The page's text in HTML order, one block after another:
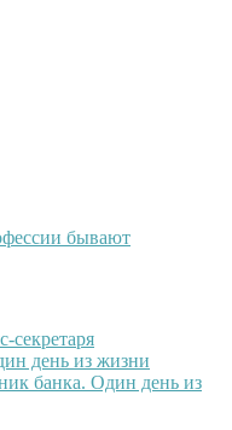
бывают
секретаря
день из жизни
банка. Один день из